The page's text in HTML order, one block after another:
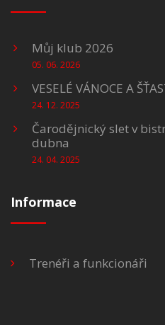
Můj klub 2026
05. 06. 2026
VESELÉ VÁNOCE A
24. 12. 2025
Čarodějnický slet v
dubna
24. 04. 2025
Informace
Trenéři a funkcionáři